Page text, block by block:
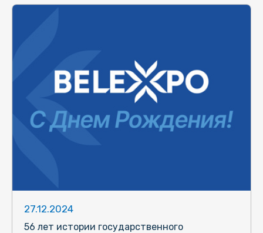
27.12.2024
56 лет истории государственного